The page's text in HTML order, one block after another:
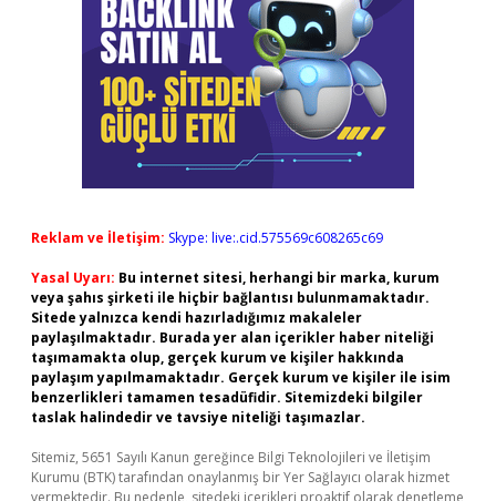
Reklam ve İletişim: Skype: live:.cid.575569c608265c69
Yasal Uyarı: Bu internet sitesi, herhangi bir marka, kurum
veya şahıs şirketi ile hiçbir bağlantısı bulunmamaktadır.
Sitede yalnızca kendi hazırladığımız makaleler
paylaşılmaktadır. Burada yer alan içerikler haber niteliği
taşımamakta olup, gerçek kurum ve kişiler hakkında
paylaşım yapılmamaktadır. Gerçek kurum ve kişiler ile isim
benzerlikleri tamamen tesadüfidir. Sitemizdeki bilgiler
taslak halindedir ve tavsiye niteliği taşımazlar.
Sitemiz, 5651 Sayılı Kanun gereğince Bilgi Teknolojileri ve İletişim
Kurumu (BTK) tarafından onaylanmış bir Yer Sağlayıcı olarak hizmet
vermektedir. Bu nedenle, sitedeki içerikleri proaktif olarak denetleme